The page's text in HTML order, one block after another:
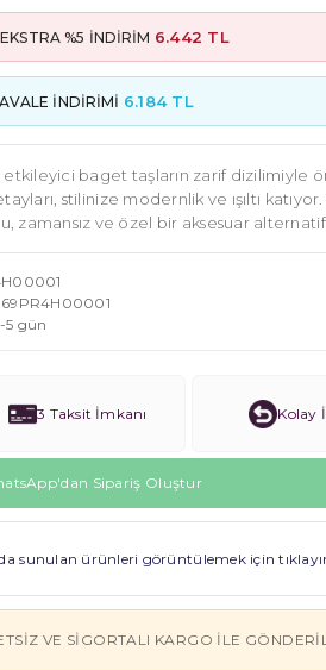
%5 İNDİRİM 6.442 TL
İNDİRİMİ 6.184 TL
baget taşların zarif dizilimiyle
stilinize modernlik ve ışıltı
zamansız ve özel bir aksesuar
5 gün
3 Taksit İmkanı Kolay
Sipariş Oluştur
sunulan ürünleri görüntülemek için
VE SIGORTALI KARGO ILE